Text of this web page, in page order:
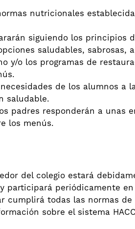
nutricionales
siguiendo los principios
saludables, sabrosas,
y/o los programas de
de los alumnos a
saludable.
padres responderán a unas
los menús.
del colegio estará
participará periódicamente
cumplirá todas las normas
sobre el sistema